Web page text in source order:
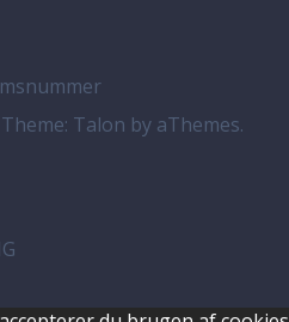
Theme: Talon by aThemes.